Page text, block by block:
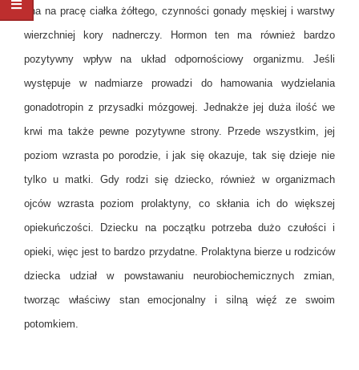
ona na pracę ciałka żółtego, czynności gonady męskiej i warstwy
wierzchniej kory nadnerczy. Hormon ten ma również bardzo
pozytywny wpływ na układ odpornościowy organizmu. Jeśli
występuje w nadmiarze prowadzi do hamowania wydzielania
gonadotropin z przysadki mózgowej. Jednakże jej duża ilość we
krwi ma także pewne pozytywne strony. Przede wszystkim, jej
poziom wzrasta po porodzie, i jak się okazuje, tak się dzieje nie
tylko u matki. Gdy rodzi się dziecko, również w organizmach
ojców wzrasta poziom prolaktyny, co skłania ich do większej
opiekuńczości. Dziecku na początku potrzeba dużo czułości i
opieki, więc jest to bardzo przydatne. Prolaktyna bierze u rodziców
dziecka udział w powstawaniu neurobiochemicznych zmian,
tworząc właściwy stan emocjonalny i silną więź ze swoim
potomkiem.